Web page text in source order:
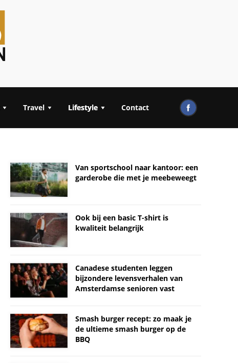
Travel Lifestyle Contact
Van sportschool naar kantoor: een
garderobe die met je meebeweegt
Ook bij een basic T-shirt is
kwaliteit belangrijk
Canadese studenten leggen
bijzondere levensverhalen van
Amsterdamse senioren vast
Smash burger recept: zo maak je
de ultieme smash burger op de
BBQ